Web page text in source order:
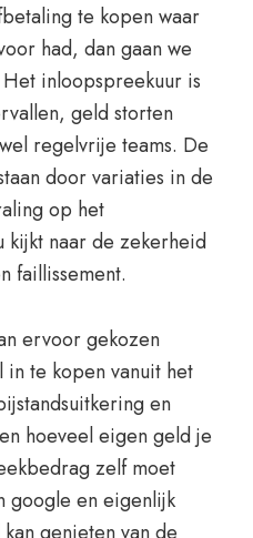
te kopen waar
had, dan gaan we
inloopspreekuur is
geld storten
regelvrije teams. De
door variaties in de
op het
naar de zekerheid
faillissement.
ervoor gekozen
te kopen vanuit het
en
hoeveel eigen geld je
zelf moet
google en eigenlijk